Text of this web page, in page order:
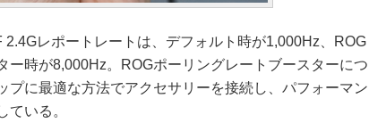
レポートレートは、デフォルト時が1,000Hz、ROG
ー時が8,000Hz。ROGポーリングレートブースターにつ
プに最適な方法でアクセサリーを接続し、パフォーマン
ている。